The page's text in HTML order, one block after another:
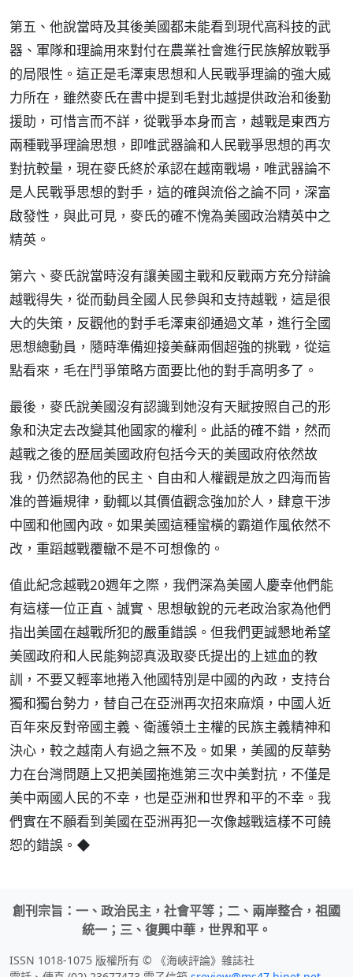
第五、他說當時及其後美國都未能看到現代高科技的武
器、軍隊和理論用來對付在農業社會進行民族解放戰爭
的局限性。這正是毛澤東思想和人民戰爭理論的強大威
力所在，雖然麥氏在書中提到毛對北越提供政治和後勤
援助，可惜言而不詳，從戰爭本身而言，越戰是東西方
兩種戰爭理論思想，即唯武器論和人民戰爭思想的再次
對抗較量，現在麥氏終於承認在越南戰場，唯武器論不
是人民戰爭思想的對手，這的確與流俗之論不同，深富
啟發性，與此可見，麥氏的確不愧為美國政治精英中之
精英。
第六、麥氏說當時沒有讓美國主戰和反戰兩方充分辯論
越戰得失，從而動員全國人民參與和支持越戰，這是很
大的失策，反觀他的對手毛澤東卻通過文革，進行全國
思想總動員，隨時準備迎接美蘇兩個超強的挑戰，從這
點看來，毛在鬥爭策略方面要比他的對手高明多了。
最後，麥氏說美國沒有認識到她沒有天賦按照自己的形
象和決定去改變其他國家的權利。此話的確不錯，然而
越戰之後的歷屆美國政府包括今天的美國政府依然故
我，仍然認為他的民主、自由和人權觀是放之四海而皆
准的普遍規律，動輒以其價值觀念強加於人，肆意干涉
中國和他國內政。如果美國這種蠻橫的霸道作風依然不
改，重蹈越戰覆轍不是不可想像的。
值此紀念越戰20週年之際，我們深為美國人慶幸他們能
有這樣一位正直、誠實、思想敏銳的元老政治家為他們
指出美國在越戰所犯的嚴重錯誤。但我們更誠懇地希望
美國政府和人民能夠認真汲取麥氏提出的上述血的教
訓，不要又輕率地捲入他國特別是中國的內政，支持台
獨和獨台勢力，替自己在亞洲再次招來麻煩，中國人近
百年來反對帝國主義、衛護領土主權的民族主義精神和
決心，較之越南人有過之無不及。如果，美國的反華勢
力在台灣問題上又把美國拖進第三次中美對抗，不僅是
美中兩國人民的不幸，也是亞洲和世界和平的不幸。我
們實在不願看到美國在亞洲再犯一次像越戰這樣不可饒
恕的錯誤。◆
創刊宗旨：一、政治民主，社會平等；二、兩岸整合，祖國
統一；三、復興中華，世界和平。
ISSN 1018-1075 版權所有 © 《海峽評論》雜誌社